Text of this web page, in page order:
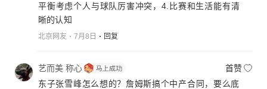
平衡考虑个人与球队厉害冲突，4.比赛和生活能有清
晰的认知
北京网友 7月8日 回复
艺而美 称心
首赞
东子张雪峰怎么想的？詹姆斯搞个中产合同，要么底